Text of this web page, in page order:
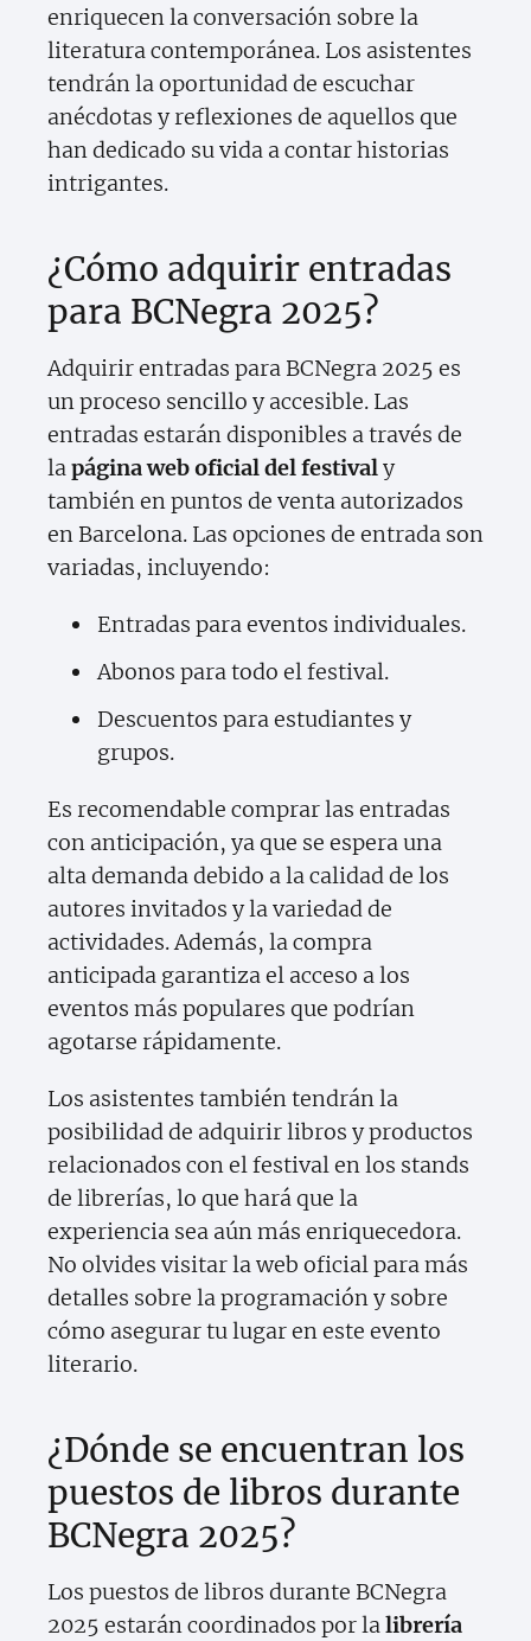
enriquecen la conversación sobre la
literatura contemporánea. Los asistentes
tendrán la oportunidad de escuchar
anécdotas y reflexiones de aquellos que
han dedicado su vida a contar historias
intrigantes.
¿Cómo adquirir entradas
para BCNegra 2025?
Adquirir entradas para BCNegra 2025 es
un proceso sencillo y accesible. Las
entradas estarán disponibles a través de
lapágina web oficial del festivaly
también en puntos de venta autorizados
en Barcelona. Las opciones de entrada son
variadas, incluyendo:
Entradas para eventos individuales.
Abonos para todo el festival.
Descuentos para estudiantes y
grupos.
Es recomendable comprar las entradas
con anticipación, ya que se espera una
alta demanda debido a la calidad de los
autores invitados y la variedad de
actividades. Además, la compra
anticipada garantiza el acceso a los
eventos más populares que podrían
agotarse rápidamente.
Los asistentes también tendrán la
posibilidad de adquirir libros y productos
relacionados con el festival en los stands
de librerías, lo que hará que la
experiencia sea aún más enriquecedora.
No olvides visitar la web oficial para más
detalles sobre la programación y sobre
cómo asegurar tu lugar en este evento
literario.
¿Dónde se encuentran los
puestos de libros durante
BCNegra 2025?
Los puestos de libros durante BCNegra
2025 estarán coordinados por lalibrería